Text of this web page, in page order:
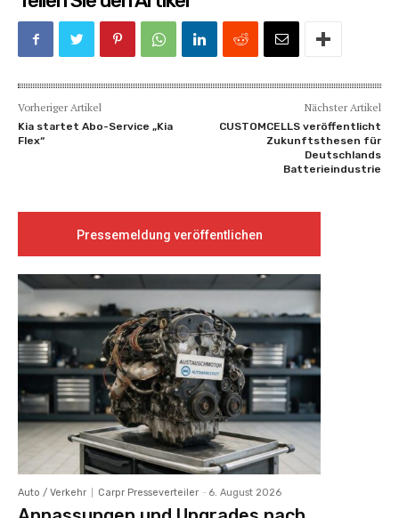
Vorheriger Artikel
Kia startet Abo-Service „Kia
Flex“
Nächster Artikel
CUSTOMCELLS veröffentlicht
Zukunftsthesen für
Deutschlands
Batterieindustrie
Pressemeldung veröffentlichen
Auto / Verkehr Carpr Presseverteiler - 6. August 2026